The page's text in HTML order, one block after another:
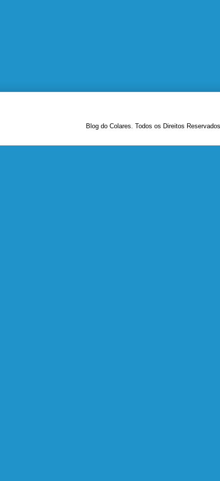
Blog do Colares. Todos os Direitos